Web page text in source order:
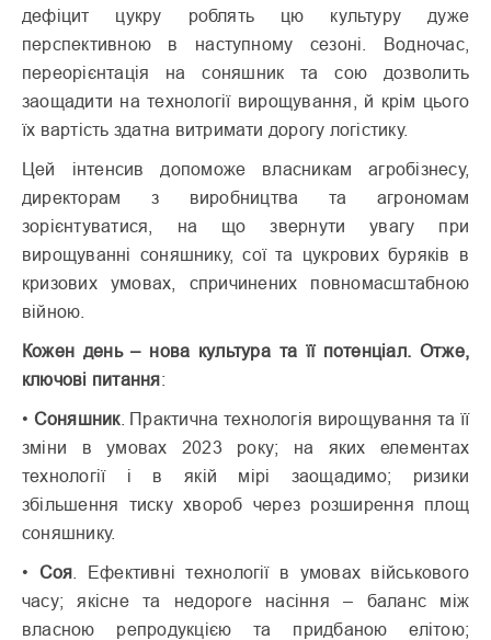
дефіцит цукру роблять цю культуру дуже
перспективною в наступному сезоні. Водночас,
переорієнтація на соняшник та сою дозволить
заощадити на технології вирощування, й крім цього
їх вартість здатна витримати дорогу логістику.
Цей інтенсив допоможе власникам агробізнесу,
директорам з виробництва та агрономам
зорієнтуватися, на що звернути увагу при
вирощуванні соняшнику, сої та цукрових буряків в
кризових умовах, спричинених повномасштабною
війною.
Кожен день – нова культура та її потенціал. Отже,
ключові питання:
• Соняшник. Практична технологія вирощування та її
зміни в умовах 2023 року; на яких елементах
технології і в якій мірі заощадимо; ризики
збільшення тиску хвороб через розширення площ
соняшнику.
• Соя . Ефективні технології в умовах військового
часу; якісне та недороге насіння – баланс між
власною репродукцією та придбаною елітою;